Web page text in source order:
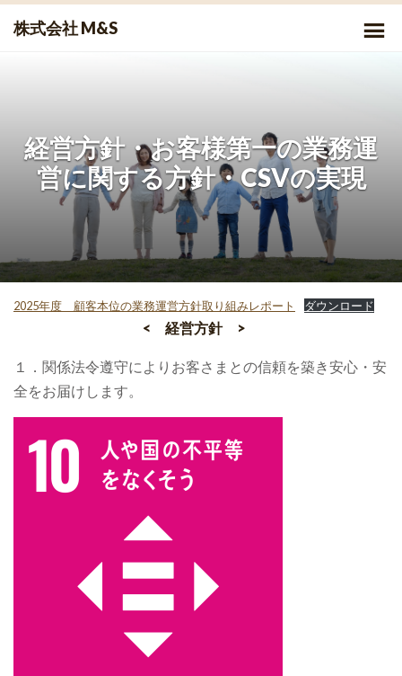
Skip
株式会社 M&S
経営方針・お客様第一の業務運
営に関する方針・CSVの実現
2025年度 顧客本位の業務運営方針取り組みレポート ダウンロード
< 経営方針 >
１．関係法令遵守によりお客さまとの信頼を築き安心・安
全をお届けします。